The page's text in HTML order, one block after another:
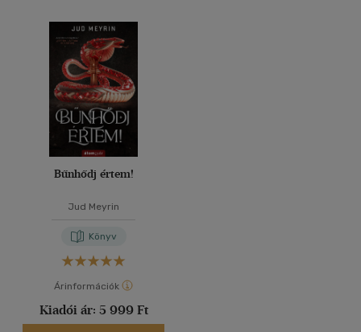
Bűnhődj értem!
Jud Meyrin
Könyv
Árinformációk
Kiadói ár: 5 999 Ft